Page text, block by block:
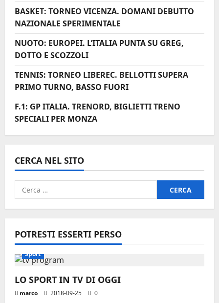
BASKET: TORNEO VICENZA. DOMANI DEBUTTO
NAZIONALE SPERIMENTALE
NUOTO: EUROPEI. L’ITALIA PUNTA SU GREG,
DOTTO E SCOZZOLI
TENNIS: TORNEO LIBEREC. BELLOTTI SUPERA
PRIMO TURNO, BASSO FUORI
F.1: GP ITALIA. TRENORD, BIGLIETTI TRENO
SPECIALI PER MONZA
CERCA NEL SITO
Ricerca
per:
POTRESTI ESSERTI PERSO
Sport
LO SPORT IN TV DI OGGI
marco 2018-09-25
0